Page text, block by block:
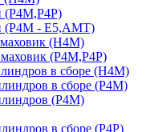
(P4M,P4P)
(P4M - Е5,АМТ)
маховик (Н4М)
(P4M,P4P)
в сборе (Н4М)
в сборе (P4M)
(P4M)
в сборе (P4P)